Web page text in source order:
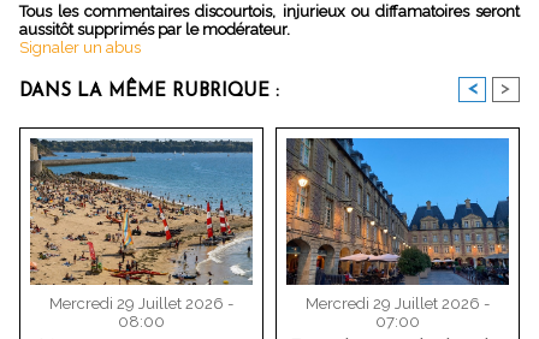
Tous les commentaires discourtois, injurieux ou diffamatoires seront
aussitôt supprimés par le modérateur.
Signaler un abus
DANS LA MÊME RUBRIQUE : < >
Mercredi 29 Juillet 2026 -
08:00
Mercredi 29 Juillet 2026 -
07:00